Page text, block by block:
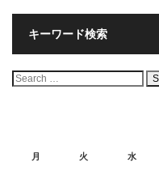
キーワード検索
検
索:
月
火 水